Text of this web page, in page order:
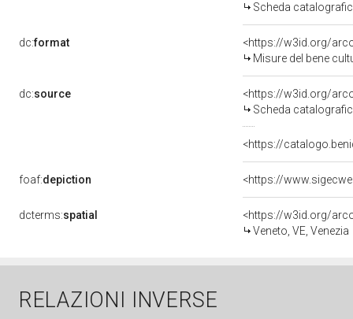
Scheda
dc:format
<https://w3id.org/
Misure del bene
dc:source
<https://w3id.org/
Scheda
<https://
foaf:depiction <https://
dcterms:spatial
<https://w3id.org/
Veneto, VE, Venezia
RELAZIONI INVERSE